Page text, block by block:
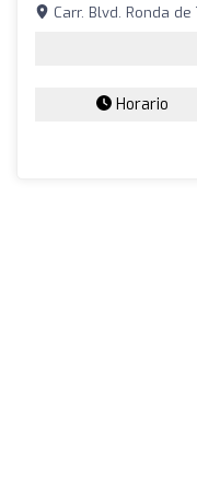
Carr. Blvd. Ronda
Horario